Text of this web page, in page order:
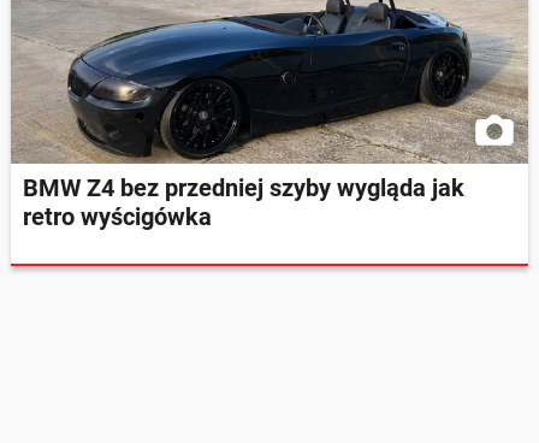
BMW Z4 bez przedniej szyby wygląda jak
retro wyścigówka